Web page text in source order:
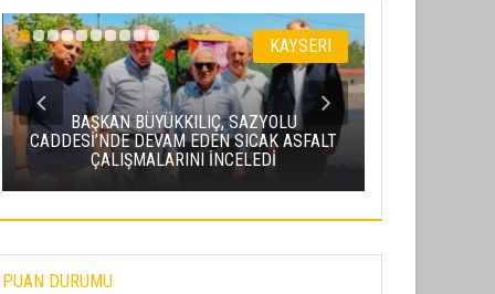
KAYSERI
BAŞKAN BÜYÜKKILIÇ, SAZYOLU
CADDESİ’NDE DEVAM EDEN SICAK ASFALT
ÇALIŞMALARINI İNCELEDİ
PUAN DURUMU